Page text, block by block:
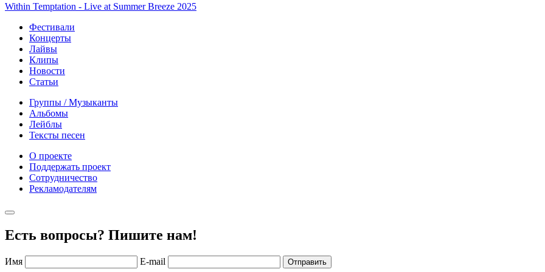
Within Temptation - Live at Summer Breeze 2025
Фестивали
Концерты
Лайвы
Клипы
Новости
Статьи
Группы / Музыканты
Альбомы
Лейблы
Тексты песен
О проекте
Поддержать проект
Сотрудничество
Рекламодателям
Есть вопросы? Пишите нам!
Имя E-mail